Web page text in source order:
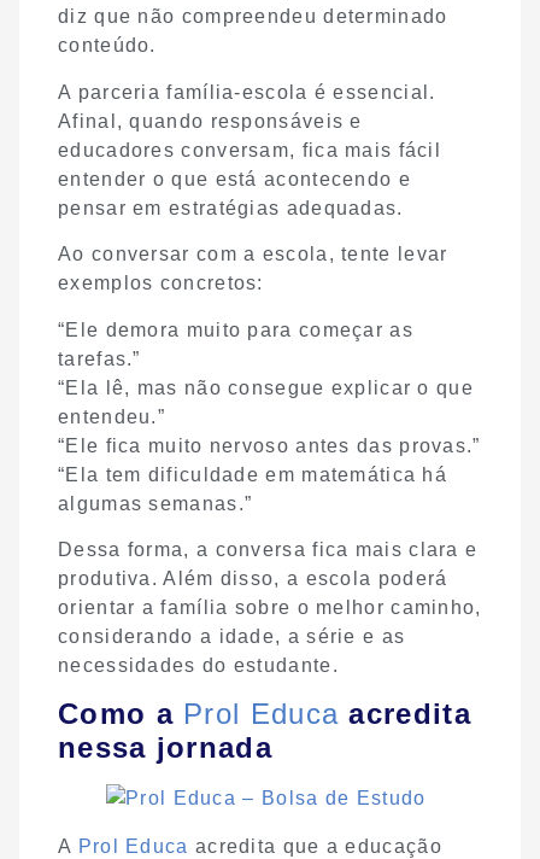
diz que não compreendeu determinado
conteúdo.
A parceria família-escola é essencial.
Afinal, quando responsáveis e
educadores conversam, fica mais fácil
entender o que está acontecendo e
pensar em estratégias adequadas.
Ao conversar com a escola, tente levar
exemplos concretos:
“Ele demora muito para começar as
tarefas.”
“Ela lê, mas não consegue explicar o que
entendeu.”
“Ele fica muito nervoso antes das provas.”
“Ela tem dificuldade em matemática há
algumas semanas.”
Dessa forma, a conversa fica mais clara e
produtiva. Além disso, a escola poderá
orientar a família sobre o melhor caminho,
considerando a idade, a série e as
necessidades do estudante.
Como a Prol Educa acredita
nessa jornada
A Prol Educa acredita que a educação